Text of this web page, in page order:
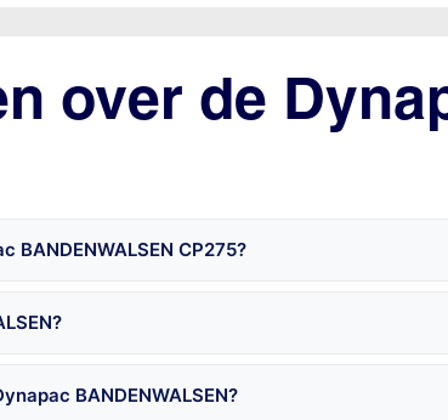
over de
CP275?
BANDENWALSEN?